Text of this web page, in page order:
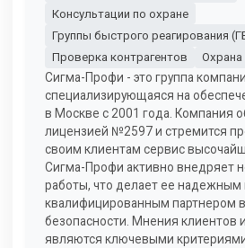
Консультации по охране
Группы быстрого реагирования
Проверка контрагентов
Охрана
Сигма-Профи - это группа
специализирующаяся на
в Москве с 2001 года. Компания
лицензией №2597 и стремится
своим клиентам сервис
Сигма-Профи активно внедряет
работы, что делает ее надежным
квалифицированным партнером
безопасности. Мнения клиентов
являются ключевыми